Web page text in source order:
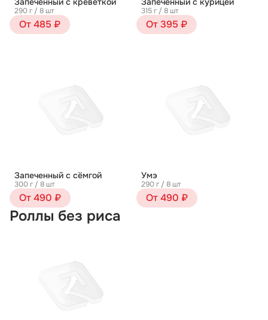
290 г / 8 шт
От 485 ₽
315 г / 8 шт
От 395 ₽
Запеченный с сёмгой
300 г / 8 шт
От 490 ₽
Умэ
290 г / 8 шт
От 490 ₽
Роллы без риса